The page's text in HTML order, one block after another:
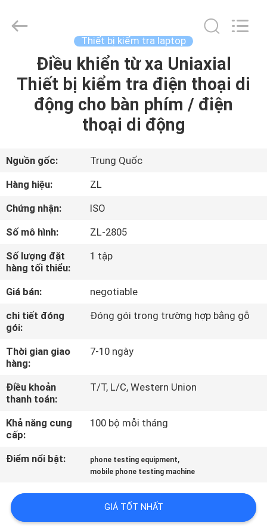
VIDEO
VỀ
CHÚNG
TÔI
THAM
QUAN
NHÀ
MÁY
KIỂM
SOÁT
CHẤT
LƯỢNG
LIÊN
HỆ
Zhongli
Instrument
Thiết bị kiểm tra laptop
Điều khiển từ xa Uniaxial
Thiết bị kiểm tra điện thoại di
động cho bàn phím / điện
thoại di động
Nguồn gốc:
Trung Quốc
Hàng hiệu:
ZL
Chứng nhận:
ISO
Số mô hình:
ZL-2805
Số lượng đặt
hàng tối thiểu:
1 tập
Giá bán:
negotiable
chi tiết đóng
gói:
Đóng gói trong trường hợp bằng gỗ
Thời gian giao
hàng:
7-10 ngày
Điều khoản
thanh toán:
T/T, L/C, Western Union
Khả năng cung
cấp:
100 bộ mỗi tháng
Điểm nổi bật: phone testing equipment,
mobile phone testing machine
GIÁ TỐT NHẤT